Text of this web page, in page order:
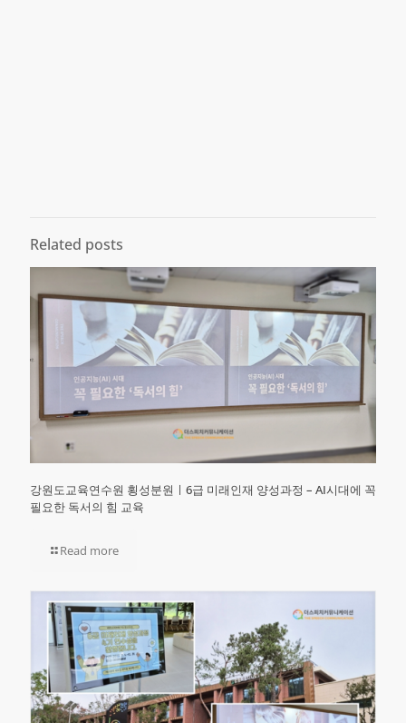
Related posts
강원도교육연수원 횡성분원ㅣ6급 미래인재 양성과정 – AI시대에 꼭
필요한 독서의 힘 교육
Read more